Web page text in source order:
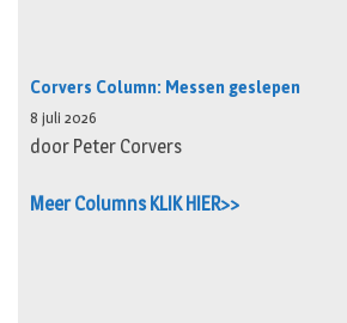
Corvers Column: Messen geslepen
8 juli 2026
door Peter Corvers
Meer Columns KLIK HIER>>